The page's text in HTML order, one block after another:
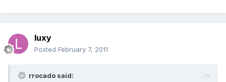
luxy
Posted February 7, 2011
rrocado said: